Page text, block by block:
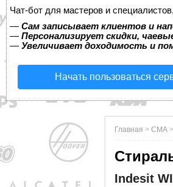
Чат-бот для мастеров и
— Сам записывает клиентов и
— Персонализирует скидки,
— Увеличивает доходимость и
Начать пользоваться
Главная > СМА >
Indesit